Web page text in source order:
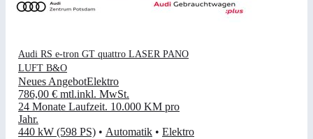
Audi RS e-tron GT quattro LASER PANO
LUFT B&O
Neues AngebotElektro
786,00 € mtl.inkl. MwSt.
24 Monate Laufzeit. 10.000 KM pro
Jahr.
440 kW (598 PS) • Automatik • Elektro